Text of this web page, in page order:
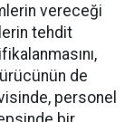
vereceği
tehdit
de
personel